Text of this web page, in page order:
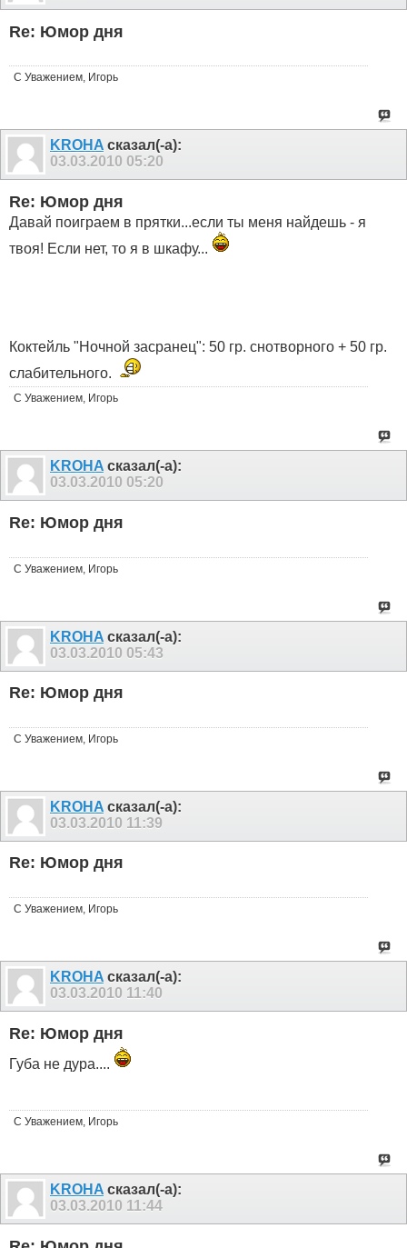
Re: Юмор дня
С Уважением, Игорь
KROHA сказал(-а):
03.03.2010 05:20
Re: Юмор дня
Давай поиграем в прятки...если ты меня найдешь - я
твоя! Если нет, то я в шкафу...
Коктейль "Ночной засранец": 50 гр. снотворного + 50 гр.
слабительного.
С Уважением, Игорь
KROHA сказал(-а):
03.03.2010 05:20
Re: Юмор дня
С Уважением, Игорь
KROHA сказал(-а):
03.03.2010 05:43
Re: Юмор дня
С Уважением, Игорь
KROHA сказал(-а):
03.03.2010 11:39
Re: Юмор дня
С Уважением, Игорь
KROHA сказал(-а):
03.03.2010 11:40
Re: Юмор дня
Губа не дура....
С Уважением, Игорь
KROHA сказал(-а):
03.03.2010 11:44